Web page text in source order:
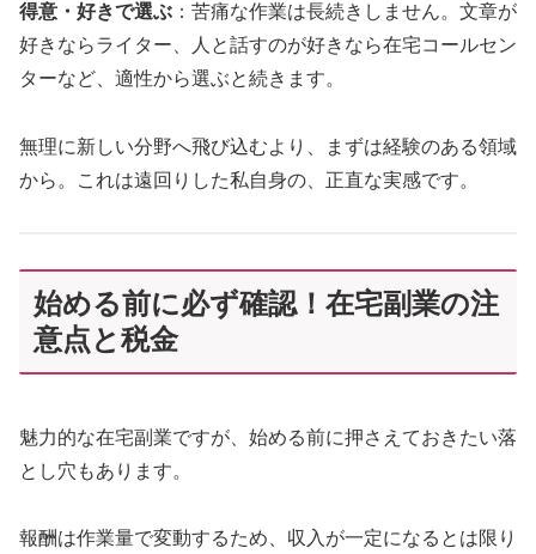
得意・好きで選ぶ ：苦痛な作業は長続きしません。文章が
好きならライター、人と話すのが好きなら在宅コールセン
ターなど、適性から選ぶと続きます。
無理に新しい分野へ飛び込むより、まずは経験のある領域
から。これは遠回りした私自身の、正直な実感です。
始める前に必ず確認！在宅副業の注
意点と税金
魅力的な在宅副業ですが、始める前に押さえておきたい落
とし穴もあります。
報酬は作業量で変動するため、収入が一定になるとは限り